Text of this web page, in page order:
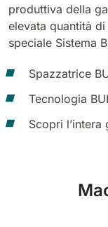
produttiva della
elevata quantità
speciale Sistema
Spazzatrice
Tecnologia
Scopri l’intera